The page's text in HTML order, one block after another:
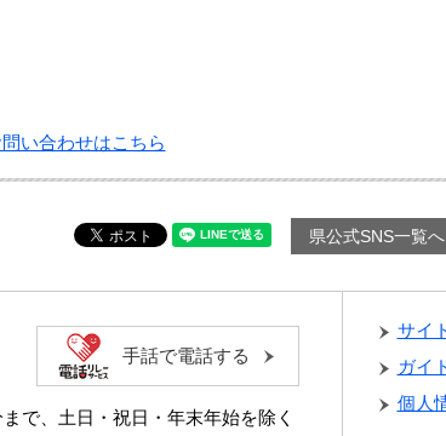
い合わせはこちら
県公式SNS一覧へ
で、土日・祝日・年末年始を除く
手話で電話する
サイ
ガイ
個人